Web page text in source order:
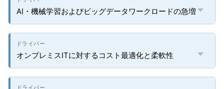
AI・機械学習およびビッグデータワークロードの急増
オンプレミスITに対するコスト最適化と柔軟性